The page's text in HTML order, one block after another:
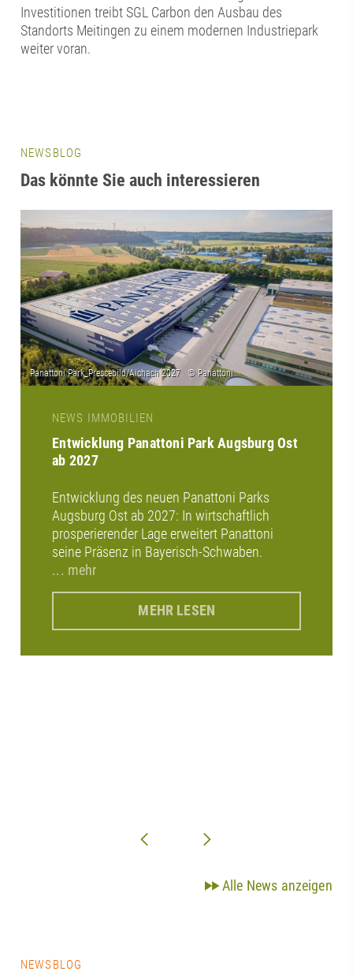
Investitionen treibt SGL Carbon den Ausbau des
Standorts Meitingen zu einem modernen Industriepark
weiter voran.
NEWSBLOG
Das könnte Sie auch interessieren
NEWS IMMOBILIEN
Entwicklung Panattoni Park Augsburg Ost
ab 2027
Entwicklung des neuen Panattoni Parks
Augsburg Ost ab 2027: In wirtschaftlich
prosperierender Lage erweitert Panattoni
seine Präsenz in Bayerisch-Schwaben.
... mehr
MEHR LESEN
Alle News anzeigen
NEWSBLOG